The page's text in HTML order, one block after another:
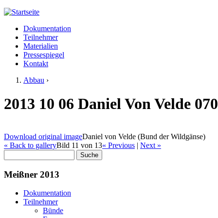
Jump to navigation
Meißner 2013
Hauptmenü
Dokumentation
Teilnehmer
Materialien
Pressespiegel
Kontakt
Abbau ›
2013 10 06 Daniel Von Velde
Download original imageDaniel von Velde (Bund der Wildgänse)
« Back to galleryBild 11 von 13« Previous | Next »
Meißner 2013
Dokumentation
Teilnehmer
Bünde